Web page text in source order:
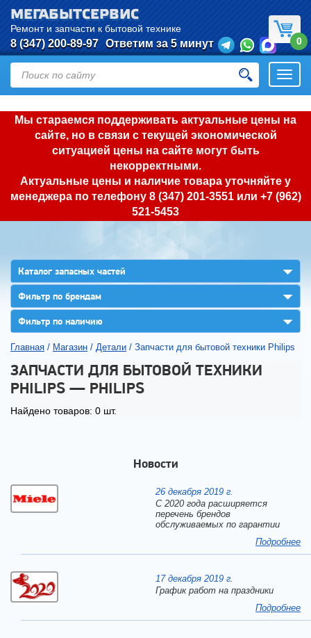
Мы стараемся поддерживать актуальные цены на
сайте, но в связи с текущей экономической
ситуацией цены на сайте могут быть
некорректными.
Актуальные цены и наличие товара уточняйте у
менеджера по телефону 8 (347) 201-3551или +7 (962)
521-5453
МЕГАБЫТСЕРВИС
Ремонт и запчасти к бытовой технике
8 (347) 200-89-97 Ответим за 5 минут 0
Каталог запасных частей ▼
Фильтр по брендам ▼
Фильтр по наличию ▼
Главная / Магазин / Детали / Запчасти для бытовой техники Philips
ЗАПЧАСТИ ДЛЯ БЫТОВОЙ ТЕХНИКИ
PHILIPS — PHILIPS
Найдено товаров: 0 шт.
Новости
26 декабря 2019 г.
С 2020 года расширяется
перечень брендов
обслуживаемых по гарантии
Подробнее
17 декабря 2019 г.
График работ на праздники
Подробнее